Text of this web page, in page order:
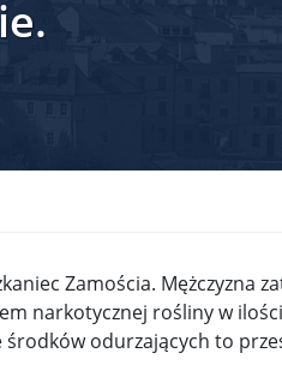
...
Donald Trump zaostrza wojnę
Demokraci uczą się nowego
Zamościa. Mężczyzna
narkotycznej rośliny w
odurzających to